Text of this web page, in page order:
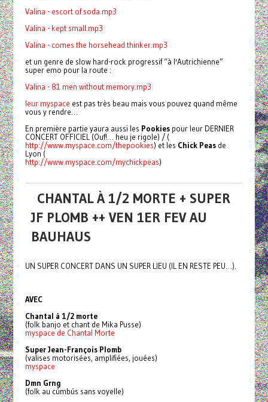
Valina - escort of soda.mp3
Valina - kept small.mp3
Valina - comes the horsehead thinker.mp3
et un genre de slow hard-rock progressif “à l'Autrichienne”
super emo pour la route :
Valina - 81 men without memory.mp3
leur myspace est pas très beau mais vous pouvez quand même
vous y rendre…
En première partie yaura aussi les Pookies pour leur DERNIER
CONCERT OFFICIEL (Ouf!… heu je rigole) / (
http://www.myspace.com/thepookies) et les Chick Peasde
Lyon (
http://www.myspace.com/mychickpeas)
CHANTAL À 1/2 MORTE + SUPER
JF PLOMB ++ VEN 1ER FEV AU
BAUHAUS
UN SUPER CONCERT DANS UN SUPER LIEU (IL EN RESTE PEU…).
AVEC
Chantal à 1/2 morte
(folk banjo et chant de Mika Pusse)
myspace de Chantal Morte
Super Jean-François Plomb
(valises motorisées, amplifiées, jouées)
myspace
Dmn Grng
(folk au cúmbús sans voyelle)